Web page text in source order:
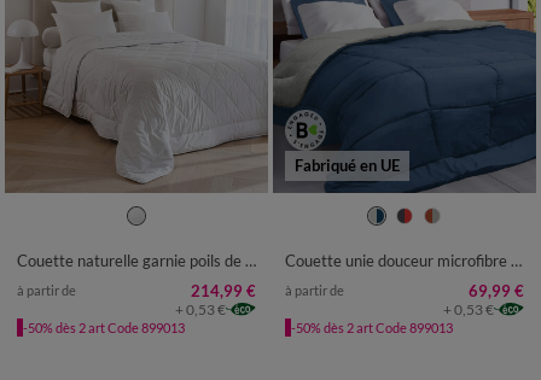
Couette naturelle garnie poils de chameau
à partir de 214,99 €
+ 0,53 €
-50% dès 2 art Code 899013
Fabriqué en UE
Couette unie douceur microfibre réversible 400g/m²
à partir de 69,99 €
+ 0,53 €
-50% dès 2 art Code 899013